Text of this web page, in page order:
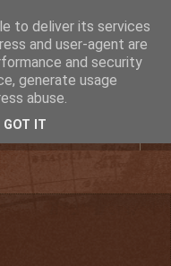
to deliver its services
and user-agent are
and security
generate usage
abuse.
GOT IT